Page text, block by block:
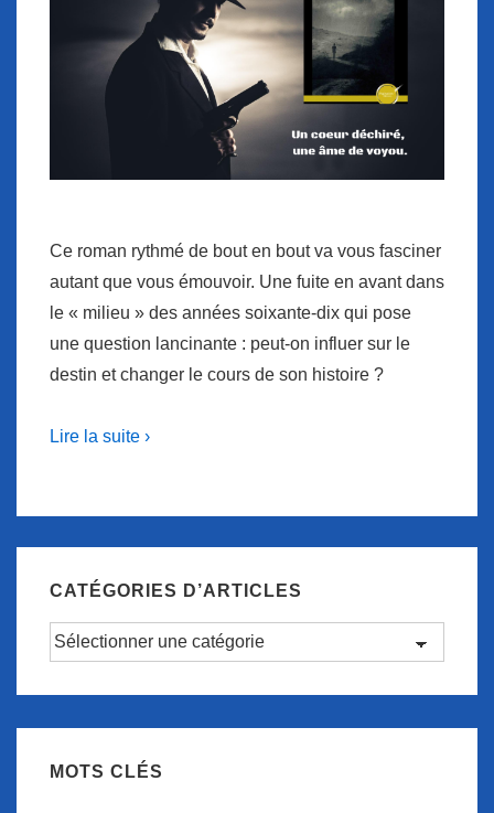
Ce roman rythmé de bout en bout va vous fasciner
autant que vous émouvoir. Une fuite en avant dans
le « milieu » des années soixante-dix qui pose
une question lancinante : peut-on influer sur le
destin et changer le cours de son histoire ?
Lire la suite ›
CATÉGORIES D’ARTICLES
Catégories
d’articles
MOTS CLÉS